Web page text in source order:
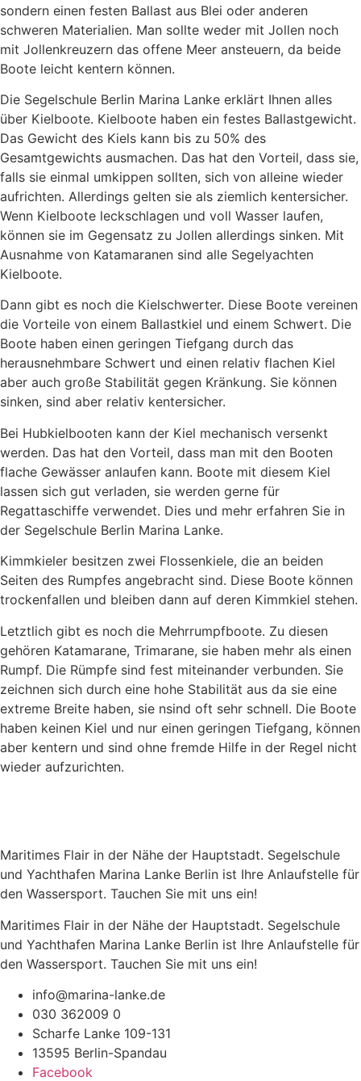
sondern einen festen Ballast aus Blei oder anderen
schweren Materialien. Man sollte weder mit Jollen noch
mit Jollenkreuzern das offene Meer ansteuern, da beide
Boote leicht kentern können.
Die Segelschule Berlin Marina Lanke erklärt Ihnen alles
über Kielboote. Kielboote haben ein festes Ballastgewicht.
Das Gewicht des Kiels kann bis zu 50% des
Gesamtgewichts ausmachen. Das hat den Vorteil, dass sie,
falls sie einmal umkippen sollten, sich von alleine wieder
aufrichten. Allerdings gelten sie als ziemlich kentersicher.
Wenn Kielboote leckschlagen und voll Wasser laufen,
können sie im Gegensatz zu Jollen allerdings sinken. Mit
Ausnahme von Katamaranen sind alle Segelyachten
Kielboote.
Dann gibt es noch die Kielschwerter. Diese Boote vereinen
die Vorteile von einem Ballastkiel und einem Schwert. Die
Boote haben einen geringen Tiefgang durch das
herausnehmbare Schwert und einen relativ flachen Kiel
aber auch große Stabilität gegen Kränkung. Sie können
sinken, sind aber relativ kentersicher.
Bei Hubkielbooten kann der Kiel mechanisch versenkt
werden. Das hat den Vorteil, dass man mit den Booten
flache Gewässer anlaufen kann. Boote mit diesem Kiel
lassen sich gut verladen, sie werden gerne für
Regattaschiffe verwendet. Dies und mehr erfahren Sie in
der Segelschule Berlin Marina Lanke.
Kimmkieler besitzen zwei Flossenkiele, die an beiden
Seiten des Rumpfes angebracht sind. Diese Boote können
trockenfallen und bleiben dann auf deren Kimmkiel stehen.
Letztlich gibt es noch die Mehrrumpfboote. Zu diesen
gehören Katamarane, Trimarane, sie haben mehr als einen
Rumpf. Die Rümpfe sind fest miteinander verbunden. Sie
zeichnen sich durch eine hohe Stabilität aus da sie eine
extreme Breite haben, sie nsind oft sehr schnell. Die Boote
haben keinen Kiel und nur einen geringen Tiefgang, können
aber kentern und sind ohne fremde Hilfe in der Regel nicht
wieder aufzurichten.
Maritimes Flair in der Nähe der Hauptstadt. Segelschule
und Yachthafen Marina Lanke Berlin ist Ihre Anlaufstelle für
den Wassersport. Tauchen Sie mit uns ein!
Maritimes Flair in der Nähe der Hauptstadt. Segelschule
und Yachthafen Marina Lanke Berlin ist Ihre Anlaufstelle für
den Wassersport. Tauchen Sie mit uns ein!
info@marina-lanke.de
030 362009 0
Scharfe Lanke 109-131
13595 Berlin-Spandau
Facebook